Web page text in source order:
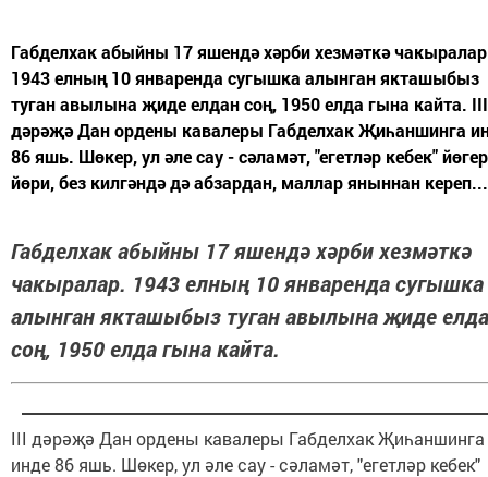
Габделхак абыйны 17 яшендә хәрби хезмәткә
1943 елның 10 январенда сугышка алынган якташыбыз
туган авылына җиде елдан соң, 1950 елда гына кайта. III
дәрәҗә Дан ордены кавалеры Габделхак Җиһаншинга
86 яшь. Шөкер, ул әле сау - сәламәт, "егетләр кебек"
йөри, без килгәндә дә абзардан, маллар яныннан кереп...
Габделхак абыйны 17 яшендә хәрби хезмәткә
чакыралар. 1943 елның 10 январенда сугышка
алынган якташыбыз туган авылына җиде
соң, 1950 елда гына кайта.
III дәрәҗә Дан ордены кавалеры Габделхак Җиһаншинга
инде 86 яшь. Шөкер, ул әле сау - сәламәт, "егетләр кебек"